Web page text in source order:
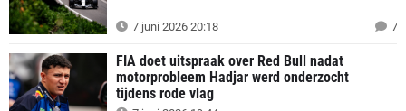
7 juni 2026 20:18 7
FIA doet uitspraak over Red Bull nadat
motorprobleem Hadjar werd onderzocht
tijdens rode vlag